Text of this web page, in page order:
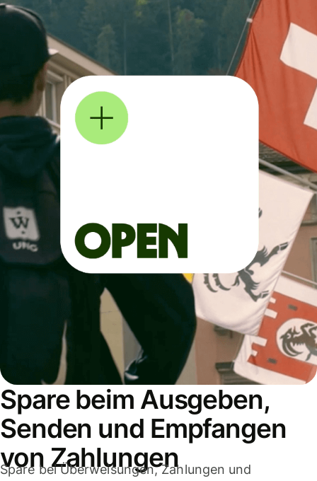
Spare beim Ausgeben,
Senden und Empfangen
von Zahlungen
Spare bei Überweisungen, Zahlungen und